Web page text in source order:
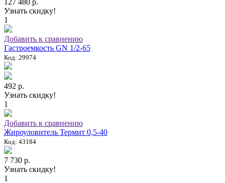
127 480 р.
Узнать скидку!
1
Добавить к сравнению
Гастроемкость GN 1/2-65
Код: 29974
492 р.
Узнать скидку!
1
Добавить к сравнению
Жироуловитель Термит 0,5-40
Код: 43184
7 730 р.
Узнать скидку!
1